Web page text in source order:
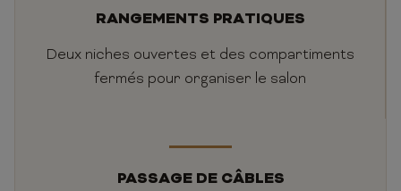
RANGEMENTS PRATIQUES
Deux niches ouvertes et des compartiments
fermés pour organiser le salon
PASSAGE DE CÂBLES